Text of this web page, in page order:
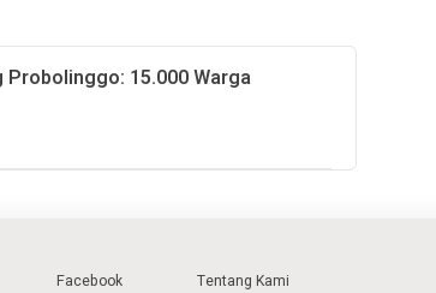
15.000 Warga
Facebook
Tentang Kami